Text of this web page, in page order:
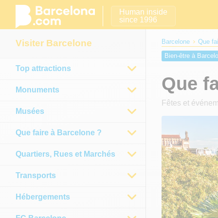
Human inside
since 1996
Barcelone Que
Bien-être à
Que faire à
Que faire à
Que faire à
Que
Fêtes et
Visiter Barcelone
Top attractions
Monuments
Musées
Que faire à Barcelone ?
Quartiers, Rues et Marchés
Transports
Hébergements